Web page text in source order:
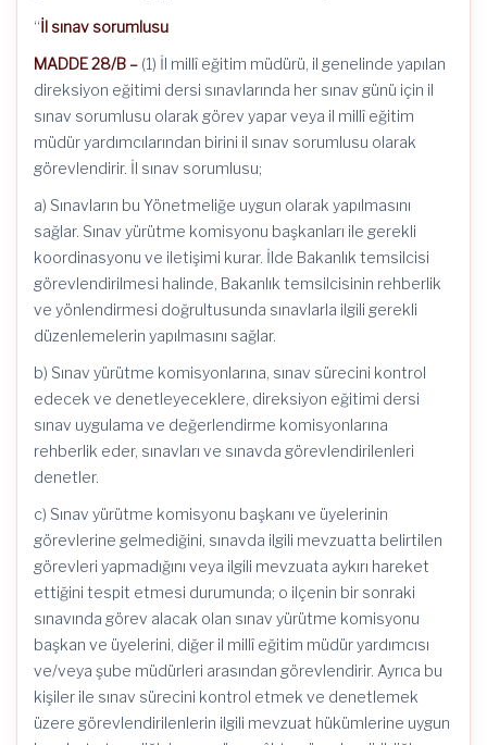
“İl sınav sorumlusu
MADDE 28/B – (1) İl millî eğitim müdürü, il genelinde yapılan
direksiyon eğitimi dersi sınavlarında her sınav günü için il
sınav sorumlusu olarak görev yapar veya il millî eğitim
müdür yardımcılarından birini il sınav sorumlusu olarak
görevlendirir. İl sınav sorumlusu;
a) Sınavların bu Yönetmeliğe uygun olarak yapılmasını
sağlar. Sınav yürütme komisyonu başkanları ile gerekli
koordinasyonu ve iletişimi kurar. İlde Bakanlık temsilcisi
görevlendirilmesi halinde, Bakanlık temsilcisinin rehberlik
ve yönlendirmesi doğrultusunda sınavlarla ilgili gerekli
düzenlemelerin yapılmasını sağlar.
b) Sınav yürütme komisyonlarına, sınav sürecini kontrol
edecek ve denetleyeceklere, direksiyon eğitimi dersi
sınav uygulama ve değerlendirme komisyonlarına
rehberlik eder, sınavları ve sınavda görevlendirilenleri
denetler.
c) Sınav yürütme komisyonu başkanı ve üyelerinin
görevlerine gelmediğini, sınavda ilgili mevzuatta belirtilen
görevleri yapmadığını veya ilgili mevzuata aykırı hareket
ettiğini tespit etmesi durumunda; o ilçenin bir sonraki
sınavında görev alacak olan sınav yürütme komisyonu
başkan ve üyelerini, diğer il millî eğitim müdür yardımcısı
ve/veya şube müdürleri arasından görevlendirir. Ayrıca bu
kişiler ile sınav sürecini kontrol etmek ve denetlemek
üzere görevlendirilenlerin ilgili mevzuat hükümlerine uygun